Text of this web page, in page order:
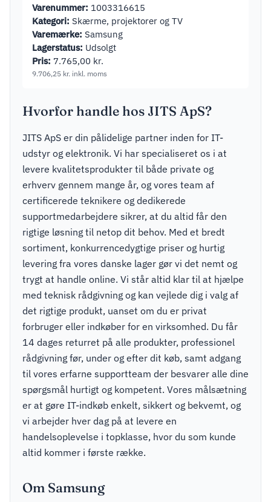
Varenummer: 1003316615
Kategori: Skærme, projektorer og TV
Varemærke: Samsung
Lagerstatus: Udsolgt
Pris: 7.765,00 kr.
9.706,25 kr. inkl. moms
Hvorfor handle hos JITS ApS?
JITS ApS er din pålidelige partner inden for IT-
udstyr og elektronik. Vi har specialiseret os i at
levere kvalitetsprodukter til både private og
erhverv gennem mange år, og vores team af
certificerede teknikere og dedikerede
supportmedarbejdere sikrer, at du altid får den
rigtige løsning til netop dit behov. Med et bredt
sortiment, konkurrencedygtige priser og hurtig
levering fra vores danske lager gør vi det nemt og
trygt at handle online. Vi står altid klar til at hjælpe
med teknisk rådgivning og kan vejlede dig i valg af
det rigtige produkt, uanset om du er privat
forbruger eller indkøber for en virksomhed. Du får
14 dages returret på alle produkter, professionel
rådgivning før, under og efter dit køb, samt adgang
til vores erfarne supportteam der besvarer alle dine
spørgsmål hurtigt og kompetent. Vores målsætning
er at gøre IT-indkøb enkelt, sikkert og bekvemt, og
vi arbejder hver dag på at levere en
handelsoplevelse i topklasse, hvor du som kunde
altid kommer i første række.
Om Samsung